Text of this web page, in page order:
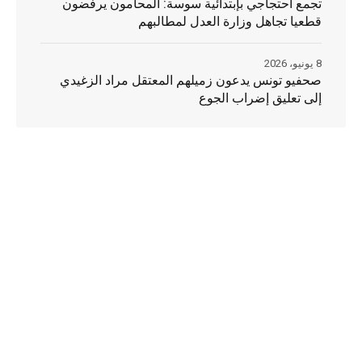
قطعيا تجاهل وزارة العدل لمطالبهم
صحفيو تونس يدعون زميلهم المعتقل مراد الزغيدي
إلى تعليق إضراب الجوع
8 يونيو، 2026